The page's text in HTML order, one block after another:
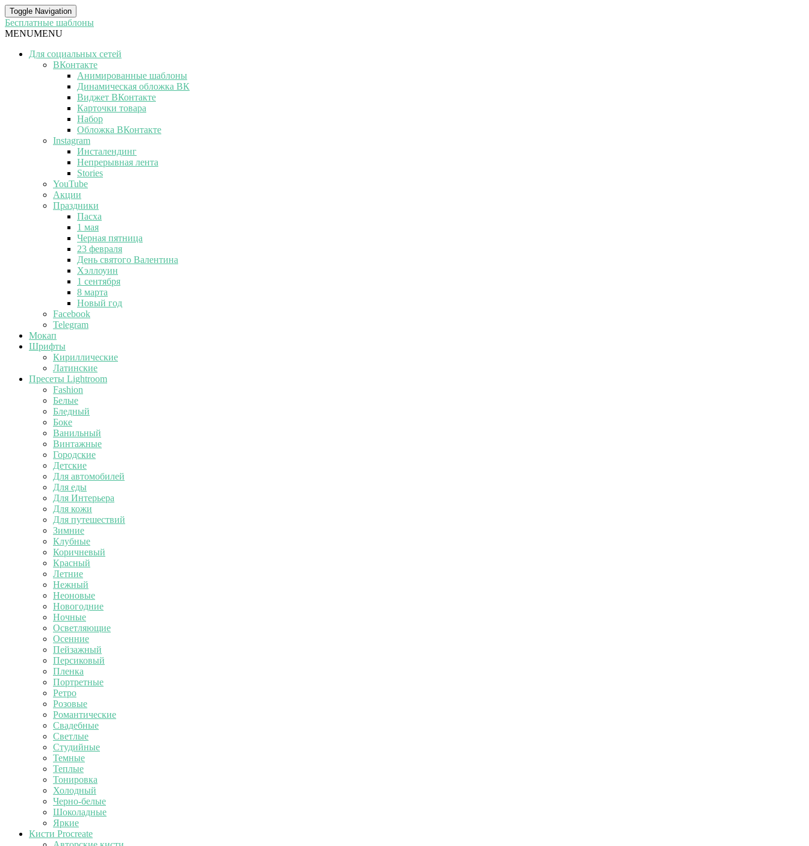
Toggle Navigation
Бесплатные шаблоны
MENUMENU
Для социальных сетей
ВКонтакте
Анимированные шаблоны
Динамическая обложка ВК
Виджет ВКонтакте
Карточки товара
Набор
Обложка ВКонтакте
Instagram
Инсталендинг
Непрерывная лента
Stories
YouTube
Акции
Праздники
Пасха
1 мая
Черная пятница
23 февраля
День святого Валентина
Хэллоуин
1 сентября
8 марта
Новый год
Facebook
Telegram
Мокап
Шрифты
Кириллические
Латинские
Пресеты Lightroom
Fashion
Белые
Бледный
Боке
Ванильный
Винтажные
Городские
Детские
Для автомобилей
Для еды
Для Интерьера
Для кожи
Для путешествий
Зимние
Клубные
Коричневый
Красный
Летние
Нежный
Неоновые
Новогодние
Ночные
Осветляющие
Осенние
Пейзажный
Персиковый
Пленка
Портретные
Ретро
Розовые
Романтические
Свадебные
Светлые
Студийные
Темные
Теплые
Тонировка
Холодный
Черно-белые
Шоколадные
Яркие
Кисти Procreate